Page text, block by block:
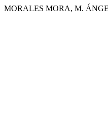
MORALES MORA, M.